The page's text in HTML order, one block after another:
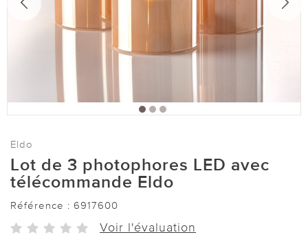
Eldo
Lot de 3 photophores LED avec
télécommande Eldo
Référence : 6917600
Voir l'évaluation